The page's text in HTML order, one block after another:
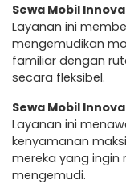
Sewa Mobil
Layanan ini
mengemudikan
familiar dengan
secara fleksibel.
Sewa Mobil
Layanan ini
kenyamanan
mereka yang
mengemudi.